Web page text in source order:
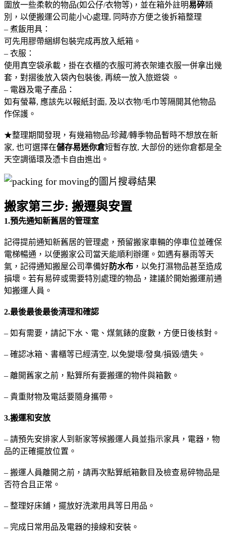
圍放一些柔軟的物品(如公仔/衣物等)，並在箱外註明易碎類
別，以便搬運公司能小心處理, 同時亦方便之後拆箱整理
– 煮飯用具：
可先用膠帶綑綁包裝完成再放入紙箱。
– 衣服：
使用真空袋承載，掛在衣櫃的衣服可將衣架連衣服一併拿出幾
套，對摺後放入袋內包裝後, 再統一放入旅遊袋 。
– 電器及電子產品：
如有螢幕, 應該先以報紙封面, 及以衣物/毛巾等隔開其他物品
作保護。
★整理期間發現，有幾箱物品/珍藏/轉季物品暫時不想放在新
家, 也可選擇在儲存易迷你倉短暫存放, 大部份的迷你倉都是全
天空調循環及憑卡自由進出。
搬家第三步: 搬遷與安置
1.預先通知新舊居的管理室
記得提前通知新舊居的管理處，預留搬家車輛的停車位並確保
電梯暢通，以便搬家公司當天能順利辦運。如遇有暴雨等天
氣，記得通知搬屋公司準備好防水布 ，以免打濕物品甚至造成
損壞。若有易碎或需要特別處理的物品，建議於開始搬運前通
知搬運人員。
2.最後最後最後清理和確認
– 如有需要，請記下水、電、煤氣錶的度數，方便日後核對。
– 確認冰箱、書櫃等已經清空, 以免變壞/發臭/損毀/遺失。
– 離開舊家之前，點算所有要搬運的物件與箱數。
– 貴重財物及電話要隨身攜帶。
3.搬運和安放
– 請預先安排家人到新家等候搬運人員並指示家具，電器，物
品的正確擺放位置。
– 搬運人員離開之前，請再次點算紙箱數目及檢查易碎物品是
否符合且正常。
– 整理好床鋪，擺放好洗漱用具等日用品。
– 完成日常用品及電器的接線和安裝。